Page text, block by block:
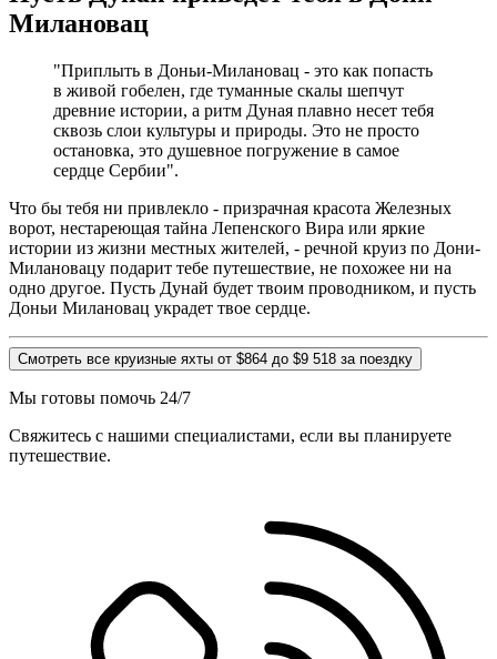
Милановац
"Приплыть в Доньи-Милановац - это как попасть
в живой гобелен, где туманные скалы шепчут
древние истории, а ритм Дуная плавно несет тебя
сквозь слои культуры и природы. Это не просто
остановка, это душевное погружение в самое
сердце Сербии".
Что бы тебя ни привлекло - призрачная красота Железных
ворот, нестареющая тайна Лепенского Вира или яркие
истории из жизни местных жителей, - речной круиз по Дони-
Милановацу подарит тебе путешествие, не похожее ни на
одно другое. Пусть Дунай будет твоим проводником, и пусть
Доньи Милановац украдет твое сердце.
Смотреть все круизные яхты от $864 до $9 518 за поездку
Мы готовы помочь 24/7
Свяжитесь с нашими специалистами, если вы планируете
путешествие.